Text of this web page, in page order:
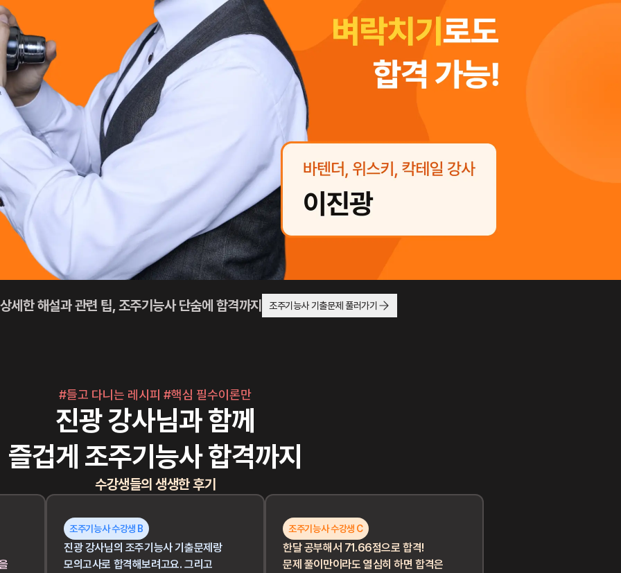
세한 해설과 관련 팁,조주기능사 단숨에 합격까지 조주기능사 기출문제 풀러가기
#들고 다니는 레시피 #핵심 필수이론만
진광 강사님과 함께
즐겁게 조주기능사 합격까지
수강생들의 생생한 후기
조주기능사 수강생 B
진광 강사님의 조주기능사 기출문제랑
모의고사로 합격해보려고요. 그리고
조주기능사 수강생 C
한달 공부해서 71.66점으로 합격!
문제 풀이만이라도 열심히 하면 합격은